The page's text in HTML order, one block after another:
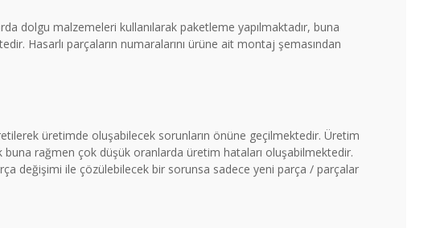
dolgu malzemeleri kullanılarak paketleme yapılmaktadır, buna
Hasarlı parçaların numaralarını ürüne ait montaj şemasından
üretimde oluşabilecek sorunların önüne geçilmektedir. Üretim
rağmen çok düşük oranlarda üretim hataları oluşabilmektedir.
değişimi ile çözülebilecek bir sorunsa sadece yeni parça / parçalar